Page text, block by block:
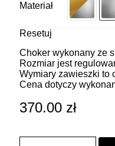
Materiał
Resetuj
Choker wykonany ze
Rozmiar jest
Wymiary zawieszki to
Cena dotyczy
370.00 zł